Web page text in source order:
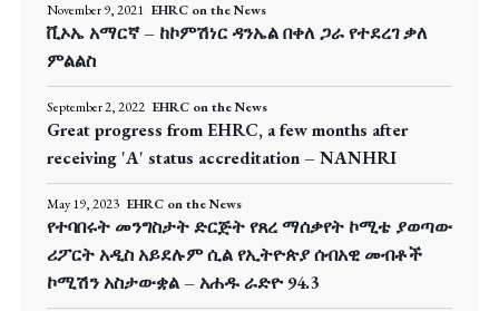
November 9, 2021 EHRC on the News
ቪኦኤ አማርኛ – ከኮምሽነር ዳንኤል በቀለ ጋራ የተደረገ ቃለ
ምልልስ
September 2, 2022 EHRC on the News
Great progress from EHRC, a few months after
receiving 'A' status accreditation – NANHRI
May 19, 2023 EHRC on the News
የተባበሩት መንግስታት ድርጅት የጸረ ማሰቃየት ኮሚቴ ያወጣው
ሪፖርት አዲስ አይደሉም ሲል የኢትዮጵያ ሰብአዊ መብቶች
ኮሚሽን አስታውቋል – አሐዱ ራድዮ 94.3